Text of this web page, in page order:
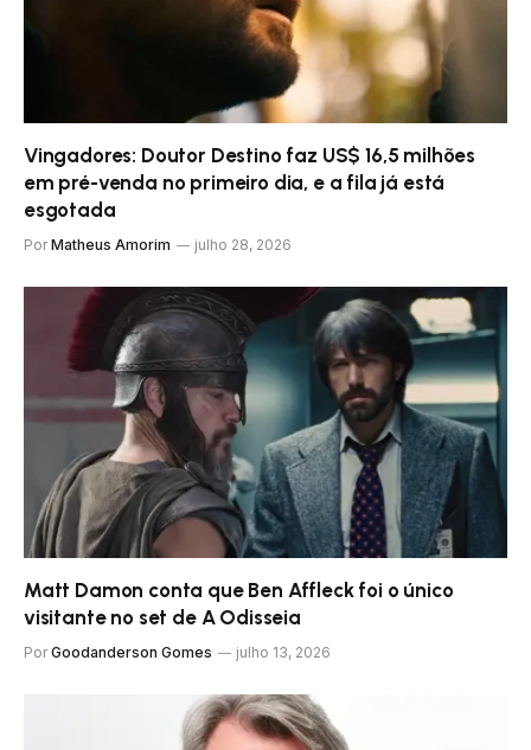
Vingadores: Doutor Destino faz US$ 16,5 milhões
em pré-venda no primeiro dia, e a fila já está
esgotada
Por Matheus Amorim julho 28, 2026
Matt Damon conta que Ben Affleck foi o único
visitante no set de A Odisseia
Por Goodanderson Gomes julho 13, 2026